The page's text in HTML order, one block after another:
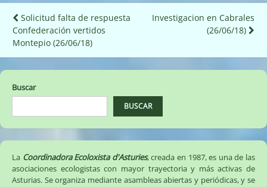
Navegación
de
entradas
Solicitud falta de respuesta
Confederación vertidos
Montepio (26/06/18)
Investigacion en Cabrales
(26/06/18)
Buscar
BUSCAR
La Coordinadora Ecoloxista d'Asturies, creada en 1987, es una de las
asociaciones ecologistas con mayor trayectoria y más activas de
Asturias. Se organiza mediante asambleas abiertas y periódicas, y se